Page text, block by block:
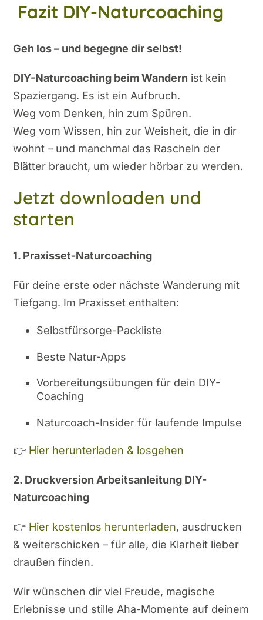
Fazit DIY-Naturcoaching
Geh los – und begegne dir selbst!
DIY-Naturcoaching beim Wandern ist kein
Spaziergang. Es ist ein Aufbruch.
Weg vom Denken, hin zum Spüren.
Weg vom Wissen, hin zur Weisheit, die in dir
wohnt – und manchmal das Rascheln der
Blätter braucht, um wieder hörbar zu werden.
Jetzt downloaden und
starten
1. Praxisset-Naturcoaching
Für deine erste oder nächste Wanderung mit
Tiefgang. Im Praxisset enthalten:
Selbstfürsorge-Packliste
Beste Natur-Apps
Vorbereitungsübungen für dein DIY-
Coaching
Naturcoach-Insider für laufende Impulse
👉 Hier herunterladen & losgehen
2. Druckversion Arbeitsanleitung DIY-
Naturcoaching
👉 Hier kostenlos herunterladen, ausdrucken
& weiterschicken – für alle, die Klarheit lieber
draußen finden.
Wir wünschen dir viel Freude, magische
Erlebnisse und stille Aha-Momente auf deinem